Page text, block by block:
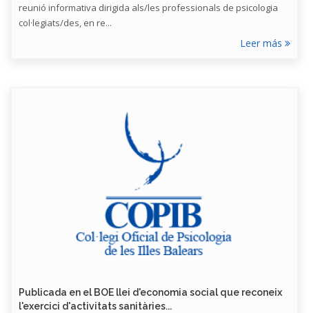
reunió informativa dirigida als/les professionals de psicologia
col·legiats/des, en re...
Leer más
Publicada en el BOE llei d'economia social que reconeix
l'exercici d'activitats sanitàries...